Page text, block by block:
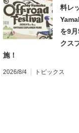
料レ
を9
クス
施！
2026/8/4 トピックス